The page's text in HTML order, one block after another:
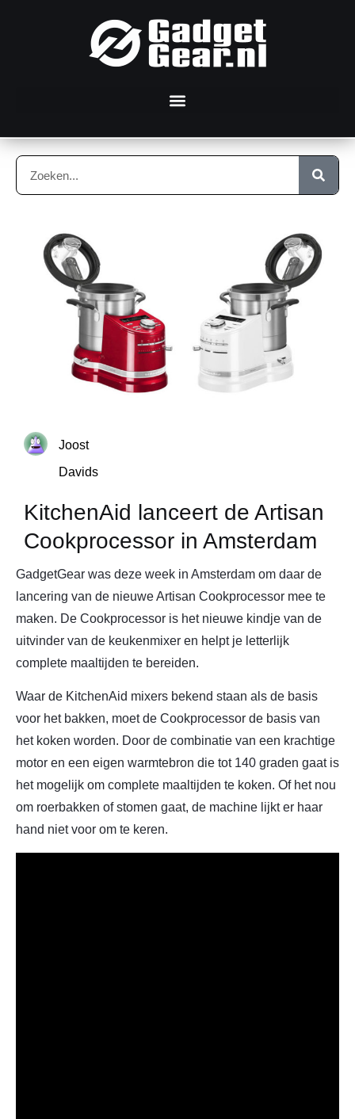
Joost
Davids
KitchenAid lanceert de Artisan
Cookprocessor in Amsterdam
GadgetGear was deze week in Amsterdam om daar de
lancering van de nieuwe Artisan Cookprocessor mee te
maken. De Cookprocessor is het nieuwe kindje van de
uitvinder van de keukenmixer en helpt je letterlijk
complete maaltijden te bereiden.
Waar de KitchenAid mixers bekend staan als de basis
voor het bakken, moet de Cookprocessor de basis van
het koken worden. Door de combinatie van een krachtige
motor en een eigen warmtebron die tot 140 graden gaat is
het mogelijk om complete maaltijden te koken. Of het nou
om roerbakken of stomen gaat, de machine lijkt er haar
hand niet voor om te keren.